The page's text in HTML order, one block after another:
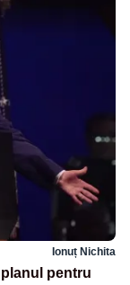
Ionuț Nichita
pentru